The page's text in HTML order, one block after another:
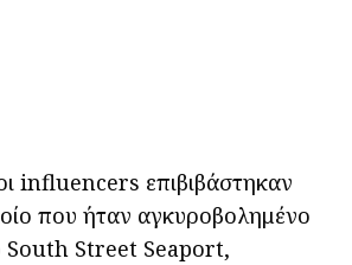
influencers επιβιβάστηκαν
που ήταν αγκυροβολημένο
South Street Seaport,